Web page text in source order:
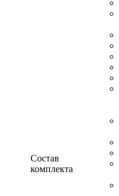
Состав
комплекта